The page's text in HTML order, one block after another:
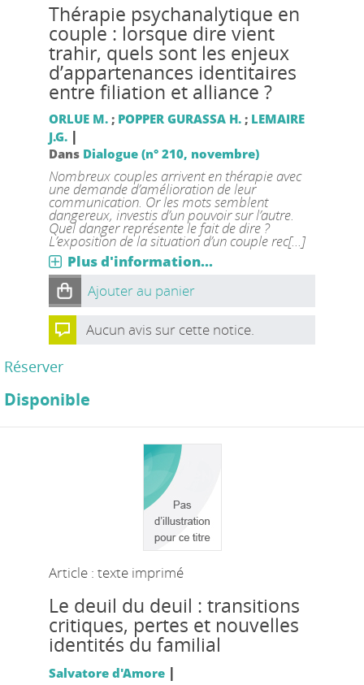
Thérapie psychanalytique en
couple : lorsque dire vient
trahir, quels sont les enjeux
d’appartenances identitaires
entre filiation et alliance ?
ORLUE M.; POPPER GURASSA H.; LEMAIRE
J.G. |
Dans Dialogue (n° 210, novembre)
Nombreux couples arrivent en thérapie avec
une demande d’amélioration de leur
communication. Or les mots semblent
dangereux, investis d’un pouvoir sur l’autre.
Quel danger représente le fait de dire ?
L’exposition de la situation d’un couple rec[...]
Plus d'information...
Ajouter au panier
Aucun avis sur cette notice.
Réserver
Disponible
Article : texte imprimé
Le deuil du deuil : transitions
critiques, pertes et nouvelles
identités du familial
Salvatore d'Amore |